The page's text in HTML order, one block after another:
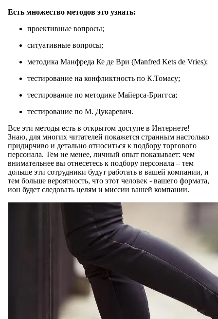
Есть множество методов это узнать:
проективные вопросы;
ситуативные вопросы;
методика Манфреда Ке де Ври (Manfred Kets de Vries);
тестирование на конфликтность по К.Томасу;
тестирование по методике Майерса-Бриггса;
тестирование по М. Дукаревич.
Все эти методы есть в открытом доступе в Интернете!
Знаю, для многих читателей покажется странным настолько
придирчиво и детально относиться к подбору торгового
персонала. Тем не менее, личный опыт показывает: чем
внимательнее вы отнесетесь к подбору персонала – тем
дольше эти сотрудники будут работать в вашей компании, и
тем больше вероятность, что этот человек - вашего формата,
ион будет следовать целям и миссии вашей компании.